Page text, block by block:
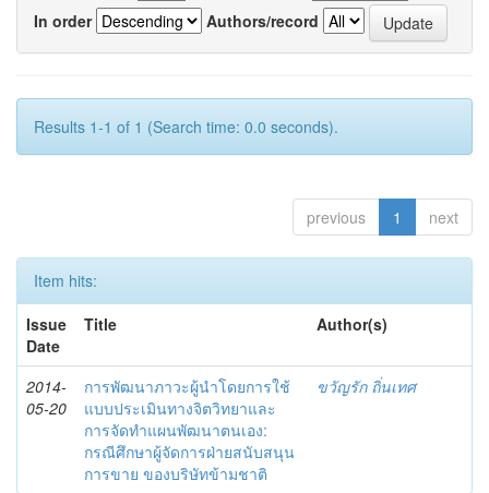
In order
Authors/record
Results 1-1 of 1 (Search time: 0.0 seconds).
previous 1 next
Item hits:
Issue
Date
Title Author(s)
2014-
05-20
การพัฒนาภาวะผู้นำโดยการใช้
แบบประเมินทางจิตวิทยาและ
การจัดทำแผนพัฒนาตนเอง:
กรณีศึกษาผู้จัดการฝ่ายสนับสนุน
การขาย ของบริษัทข้ามชาติ
ขวัญรัก ถิ่นเทศ